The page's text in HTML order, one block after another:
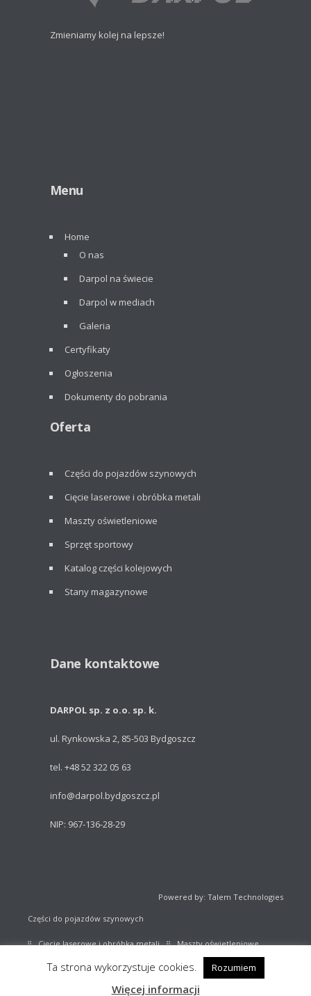
Zmieniamy kolej na lepsze!
Menu
Home
O nas
Darpol na świecie
Darpol w mediach
Galeria
Certyfikaty
Ogłoszenia
Dokumenty do pobrania
Oferta
Części do pojazdów szynowych
Cięcie laserowe i obróbka metali
Maszty oświetleniowe
Sprzęt sportowy
Katalog części kolejowych
Stany magazynowe
Dane kontaktowe
DARPOL sp. z o.o. sp. k.
ul. Rynkowska 2, 85-503 Bydgoszcz
tel. +48 52 322 05 63
info@darpol.bydgoszcz.pl
NIP: 967-136-28-29
Powered by: Talem Technologies
Części do pojazdów szynowych
Cięcie laserowe i obróbka metali Maszty oświetleniowe
Sprzęt sportowy Katalog części kolejowych
Ta strona wykorzystuje cookies. Rozumiem
Więcej informacji